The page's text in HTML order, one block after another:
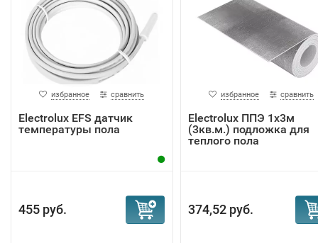
избранное сравнить
Electrolux EFS датчик
температуры пола
455 руб.
избранное сравнить
Electrolux ППЭ 1х3м
(3кв.м.) подложка для
теплого пола
374,52 руб.